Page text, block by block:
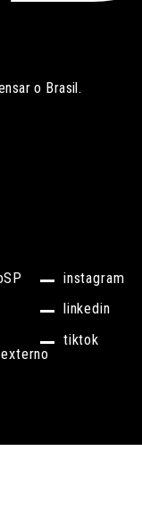
instagram
linkedin
tiktok
o Brasil.